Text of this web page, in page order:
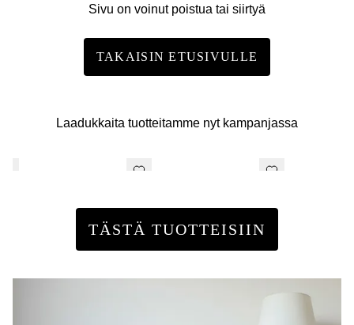
Sivu on voinut poistua tai siirtyä
TAKAISIN ETUSIVULLE
Laadukkaita tuotteitamme nyt kampanjassa
TÄSTÄ TUOTTEISIIN